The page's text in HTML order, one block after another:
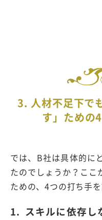
3. 人材不足下で
す」ための
では、 B社は具体的に
たのでしょうか？ここ
ための、4つの打ち手
1. スキルに依存し